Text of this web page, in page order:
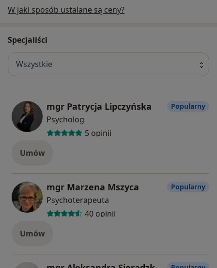
W jaki sposób ustalane są ceny?
Specjaliści
Wszystkie
mgr Patrycja Lipczyńska
Psycholog
5 opinii
Popularny
Umów
mgr Marzena Mszyca
Psychoterapeuta
40 opinii
Popularny
Umów